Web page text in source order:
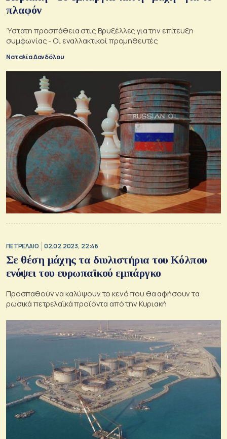
πλαφόν
Ύστατη προσπάθεια στις Βρυξέλλες για την επίτευξη
συμφωνίας - Οι εναλλακτικοί προμηθευτές
Ναταλία Δανδόλου
ΠΕΤΡΕΛΑΙΟ 02.02.2023, 22:46
Σε θέση μάχης τα διυλιστήρια του Κόλπου
ενόψει του ευρωπαϊκού εμπάργκο
Προσπαθούν να καλύψουν το κενό που θα αφήσουν τα
ρωσικά πετρελαϊκά προϊόντα από την Κυριακή